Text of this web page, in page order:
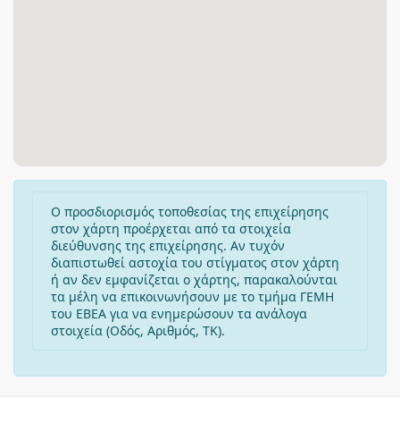
Ο προσδιορισμός τοποθεσίας της επιχείρησης
στον χάρτη προέρχεται από τα στοιχεία
διεύθυνσης της επιχείρησης. Αν τυχόν
διαπιστωθεί αστοχία του στίγματος στον χάρτη
ή αν δεν εμφανίζεται ο χάρτης, παρακαλούνται
τα μέλη να επικοινωνήσουν με το τμήμα ΓΕΜΗ
του ΕΒΕΑ για να ενημερώσουν τα ανάλογα
στοιχεία (Οδός, Αριθμός, ΤΚ).